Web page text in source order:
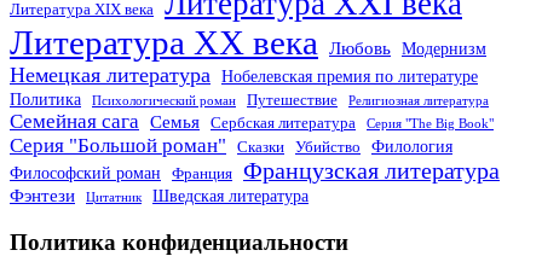
Литература XIX века
Литература XX века Любовь Модернизм
Немецкая литература
Нобелевская премия по литературе
Политика
Психологический роман Путешествие Религиозная литература
Семейная сага Семья Сербская литература Серия "The Big Book"
Серия "Большой роман" Сказки Убийство
Филология
Философский роман
Франция Французская литература
Фэнтези Цитатник Шведская литература
Политика конфиденциальности